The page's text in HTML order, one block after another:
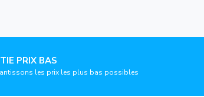
PRIX BAS
les prix les plus bas possibles